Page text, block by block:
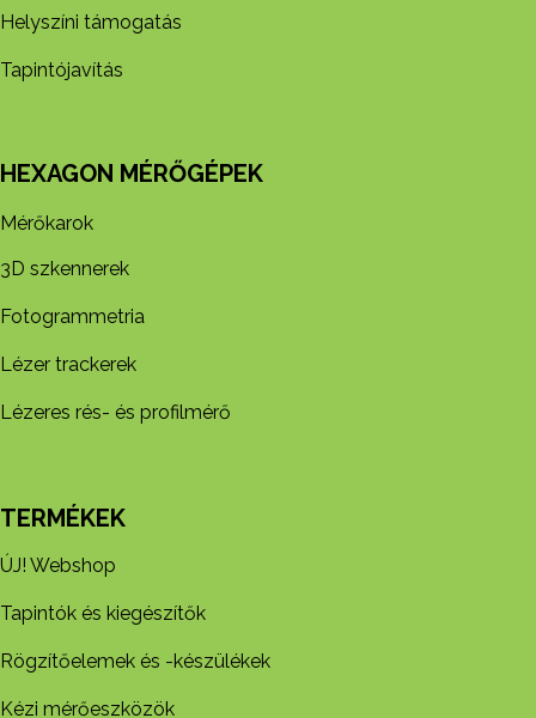
Helyszíni támogatás
Tapintójavítás
HEXAGON MÉRŐGÉPEK
Mérőkarok
3D szkennerek
Fotogrammetria
Lézer trackerek
Lézeres rés- és profilmérő
TERMÉKEK
ÚJ! Webshop
Tapintók és kiegészítők
Rögzítőelemek és -készül​ékek
Kézi mérőeszközök